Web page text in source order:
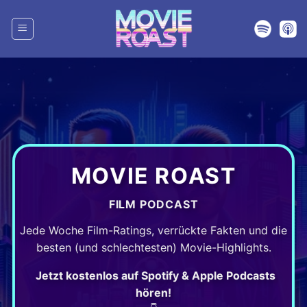
Inhalt
springen
MOVIE ROAST
FILM PODCAST
Jede Woche Film-Ratings, verrückte Fakten und die
besten (und schlechtesten) Movie-Highlights.
Jetzt kostenlos auf Spotify & Apple Podcasts
hören!